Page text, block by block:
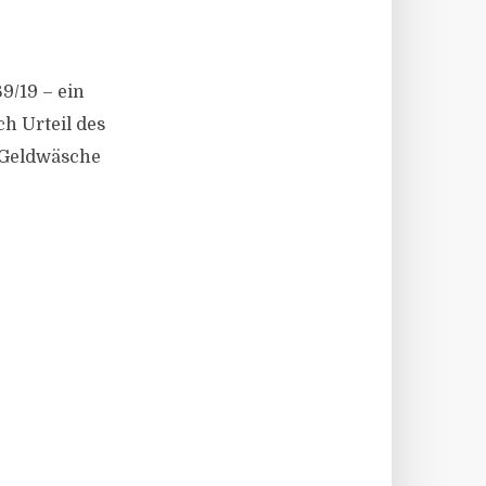
19 – ein
Urteil des